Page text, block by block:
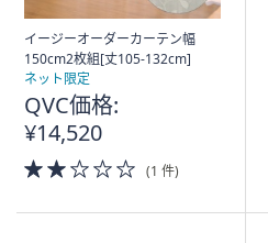
イージーオーダーカーテン幅
150cm2枚組[丈105-132cm]
ネット限定
QVC価格:
¥14,520
2.0
of
(1 件)